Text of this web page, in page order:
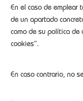
En el caso de emplear
de un apartado
como de su política de
cookies”.
En caso contrario, no